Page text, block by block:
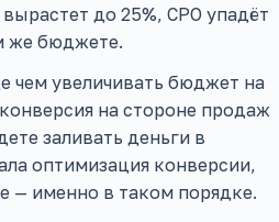
до 25%, CPO упадёт
же бюджете.
чем увеличивать бюджет на
на стороне продаж
заливать деньги в
оптимизация конверсии,
— именно в таком порядке.